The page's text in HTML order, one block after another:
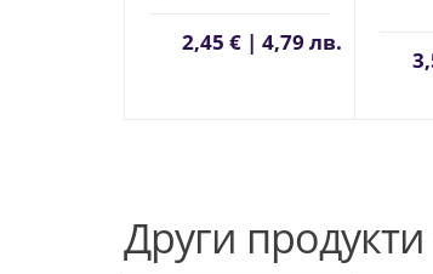
2,45 € | 4,79 лв.
Други